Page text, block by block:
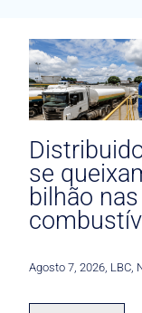
se
bilhão
Agosto 7, 2026 LBC